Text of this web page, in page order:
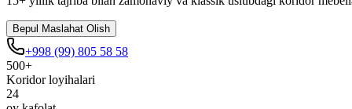
Bepul Maslahat Olish
+998 (99) 805 58 58
500+
Koridor loyihalari
24